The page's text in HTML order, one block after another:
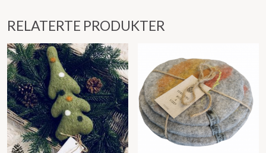
RELATERTE PRODUKTER